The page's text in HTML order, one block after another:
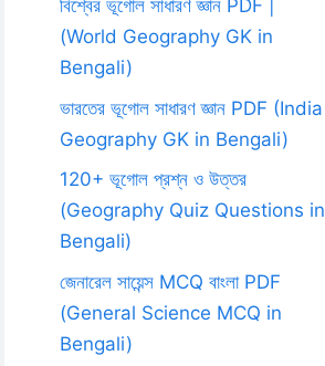
বিশ্বের ভূগোল সাধারণ জ্ঞান PDF |
(World Geography GK in
Bengali)
ভারতের ভূগোল সাধারণ জ্ঞান PDF (India
Geography GK in Bengali)
120+ ভূগোল প্রশ্ন ও উত্তর
(Geography Quiz Questions in
Bengali)
জেনারেল সায়েন্স MCQ বাংলা PDF
(General Science MCQ in
Bengali)